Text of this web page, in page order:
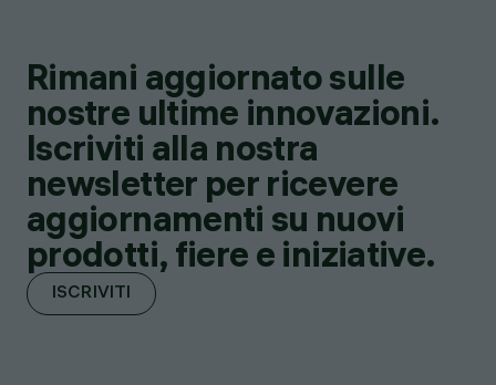
Rimani aggiornato sulle
nostre ultime innovazioni.
Iscriviti alla nostra
newsletter per ricevere
aggiornamenti su nuovi
prodotti, fiere e iniziative.
ISCRIVITI